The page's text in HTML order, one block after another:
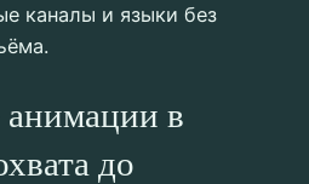
каналы и языки без
анимации в
до